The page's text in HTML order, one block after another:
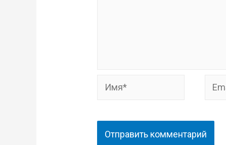
Имя* Email*